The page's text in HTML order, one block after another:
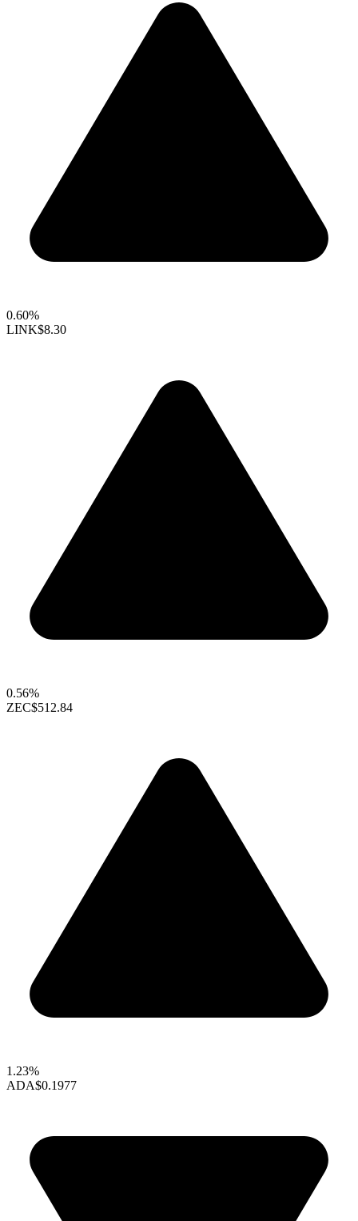
0.60%
LINK$8.30
0.56%
ZEC$512.84
1.23%
ADA$0.1977